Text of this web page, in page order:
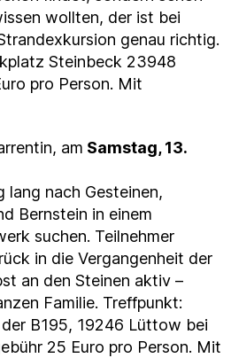
wollten, der ist bei
genau richtig.
Steinbeck 23948
pro Person. Mit
am Samstag, 13.
lang nach Gesteinen,
Bernstein in einem
suchen. Teilnehmer
in die Vergangenheit der
an den Steinen aktiv –
Familie. Treffpunkt:
B195, 19246 Lüttow bei
25 Euro pro Person. Mit